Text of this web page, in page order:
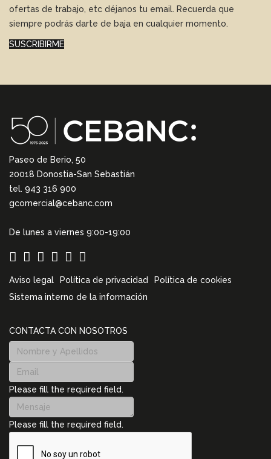
ofertas de trabajo, etc déjanos tu email. Recuerda que
siempre podrás darte de baja en cualquier momento.
SUSCRIBIRME
Paseo de Berio, 50
20018 Donostia-San Sebastián
tel. 943 316 900
gcomercial@cebanc.com
De lunes a viernes 9:00-19:00
Aviso legal Política de privacidad
Política de cookies
Sistema interno de la información
CONTACTA CON NOSOTROS
Please fill the required field.
Please fill the required field.